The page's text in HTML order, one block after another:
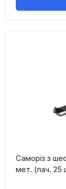
Саморіз з
мет. (пач. 25